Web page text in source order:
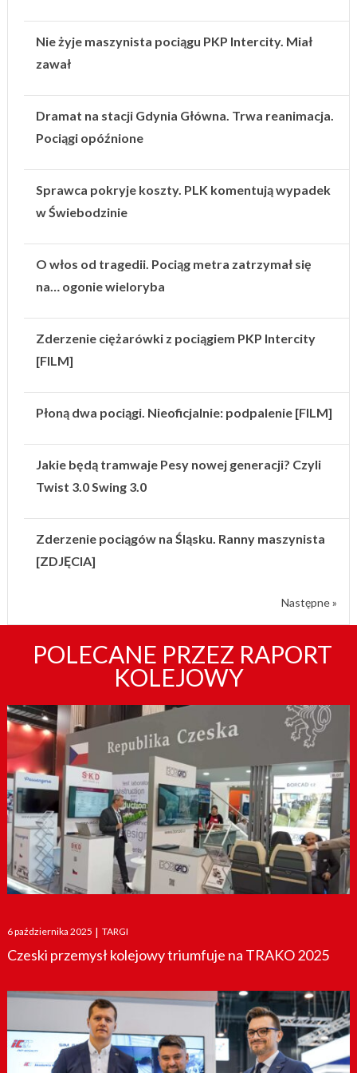
Nie żyje maszynista pociągu PKP Intercity. Miał
zawał
Dramat na stacji Gdynia Główna. Trwa reanimacja.
Pociągi opóźnione
Sprawca pokryje koszty. PLK komentują wypadek
w Świebodzinie
O włos od tragedii. Pociąg metra zatrzymał się
na… ogonie wieloryba
Zderzenie ciężarówki z pociągiem PKP Intercity
[FILM]
Płoną dwa pociągi. Nieoficjalnie: podpalenie [FILM]
Jakie będą tramwaje Pesy nowej generacji? Czyli
Twist 3.0 Swing 3.0
Zderzenie pociągów na Śląsku. Ranny maszynista
[ZDJĘCIA]
Następne »
POLECANE PRZEZ RAPORT
KOLEJOWY
Posted
on
6 października 2025 | TARGI
Czeski przemysł kolejowy triumfuje na TRAKO 2025